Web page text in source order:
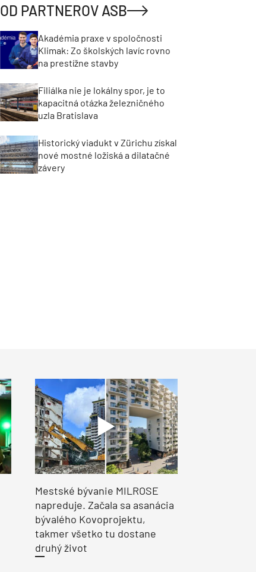
Mestské bývanie MILROSE
napreduje. Začala sa asanácia
bývalého Kovoprojektu,
takmer všetko tu dostane
druhý život
OD PARTNEROV ASB
Akadémia praxe v spoločnosti
Klimak: Zo školských lavíc rovno
na prestížne stavby
Filiálka nie je lokálny spor, je to
kapacitná otázka železničného
uzla Bratislava
Historický viadukt v Zürichu získal
nové mostné ložiská a dilatačné
závery